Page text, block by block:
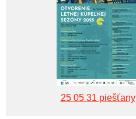
25 05 31 piešťany